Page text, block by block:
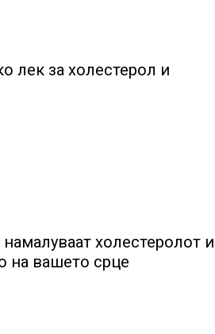
лек за холестерол и
холестеролот и
на вашето срце